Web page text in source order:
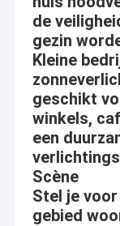
de
gezin
Kleine
geschikt
winkels,
een
Scène
Stel je
gebied